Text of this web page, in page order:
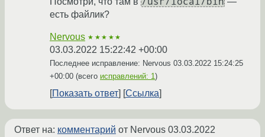
есть файлик?
Nervous ★★★★★
03.03.2022 15:22:42 +00:00
Последнее исправление: Nervous 03.03.2022 15:24:25
+00:00 (всего исправлений: 1)
Показать ответ Ссылка
Ответ на: комментарий от Nervous 03.03.2022